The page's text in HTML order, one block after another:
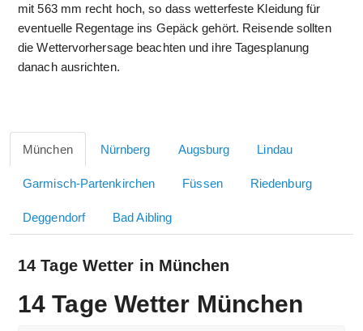
mit 563 mm recht hoch, so dass wetterfeste Kleidung für
eventuelle Regentage ins Gepäck gehört. Reisende sollten
die Wettervorhersage beachten und ihre Tagesplanung
danach ausrichten.
München Nürnberg Augsburg Lindau
Garmisch-Partenkirchen Füssen Riedenburg
Deggendorf Bad Aibling
14 Tage Wetter in München
14 Tage Wetter München